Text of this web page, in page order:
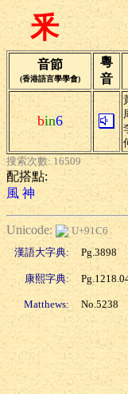
釆
音節
(香港語言學學會)
粵
音
bin6
搜索次數: 16509
配搭點:
風 神
Unicode:
U+91C6
漢語大字典:
Pg.3898
康熙字典:
Matthews: No.5238